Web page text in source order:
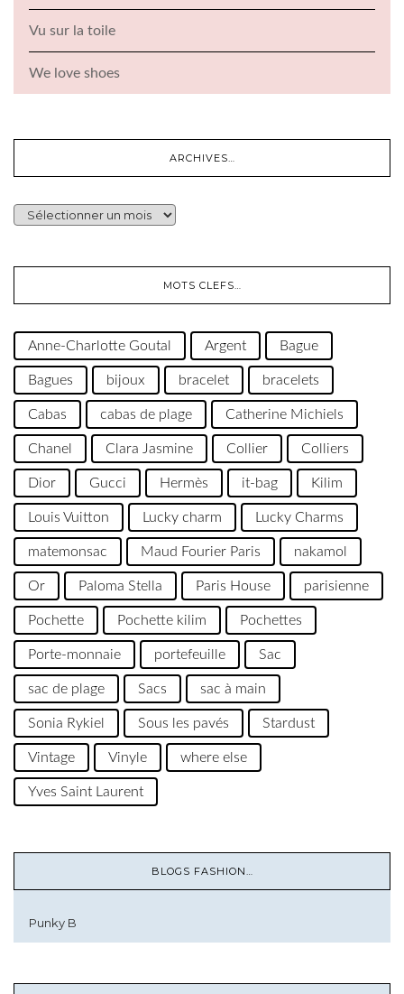
Vu sur la toile
We love shoes
ARCHIVES…
ARCHIVES…
MOTS CLEFS…
Anne-Charlotte Goutal Argent Bague
Bagues bijoux bracelet bracelets
Cabas cabas de plage Catherine Michiels
Chanel Clara Jasmine Collier Colliers
Dior Gucci Hermès it-bag Kilim
Louis Vuitton Lucky charm Lucky Charms
matemonsac Maud Fourier Paris nakamol
Or Paloma Stella Paris House parisienne
Pochette Pochette kilim Pochettes
Porte-monnaie portefeuille Sac
sac de plage Sacs sac à main
Sonia Rykiel Sous les pavés Stardust
Vintage Vinyle where else
Yves Saint Laurent
BLOGS FASHION…
Punky B